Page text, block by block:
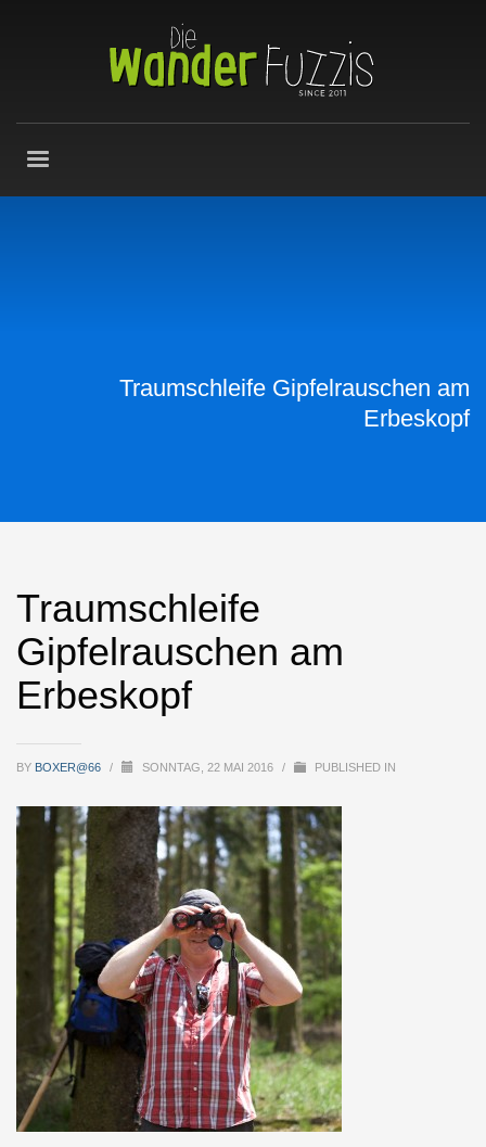
Traumschleife Gipfelrauschen am
Erbeskopf
Traumschleife
Gipfelrauschen am
Erbeskopf
BY BOXER@66 / SONNTAG, 22 MAI 2016 / PUBLISHED IN